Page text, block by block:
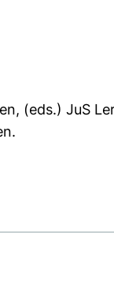
, (eds.) JuS